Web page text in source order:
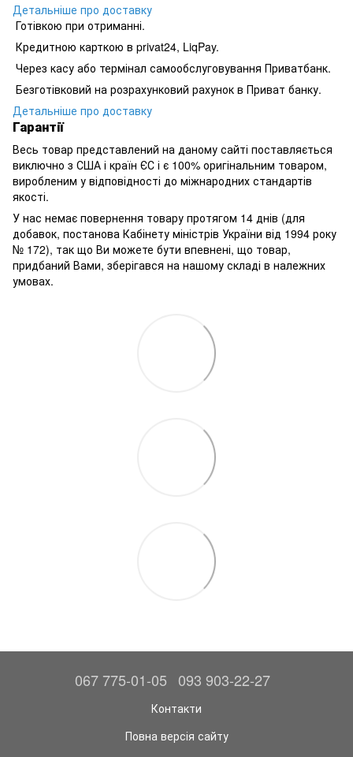
Детальніше про доставку
Готівкою при отриманні.
Кредитною карткою в privat24, LiqPay.
Через касу або термінал самообслуговування Приватбанк.
Безготівковий на розрахунковий рахунок в Приват банку.
Детальніше про доставку
Гарантії
Весь товар представлений на даному сайті поставляється
виключно з США і країн ЄС і є 100% оригінальним товаром,
виробленим у відповідності до міжнародних стандартів
якості.
У нас немає повернення товару протягом 14 днів (для
добавок, постанова Кабінету міністрів України від 1994 року
№ 172), так що Ви можете бути впевнені, що товар,
придбаний Вами, зберігався на нашому складі в належних
умовах.
067 775-01-05 093 903-22-27
Контакти
Повна версія сайту